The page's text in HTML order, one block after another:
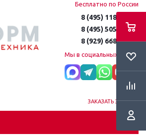
Бесплатно по России
8 (495) 118-61-16
8 (495) 505-51-15
8 (929) 668-95-35
Мы в социальных сетях:
ЗАКАЗАТЬ ЗВОНОК